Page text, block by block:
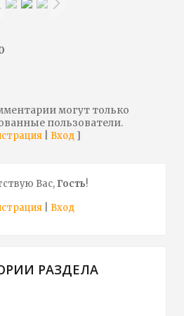
могут только
пользователи.
Вход ]
Вас,Гость!
Вход
РАЗДЕЛА